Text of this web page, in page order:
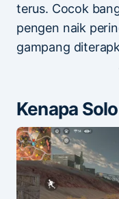
terus. Cocok
pengen naik
gampang
Kenapa